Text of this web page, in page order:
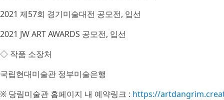
2021 제57회 경기미술대전 공모전, 입선
2021 JW ART AWARDS 공모전, 입선
◇ 작품 소장처
국립현대미술관 정부미술은행
※ 당림미술관 홈페이지 내 예약링크 : https://